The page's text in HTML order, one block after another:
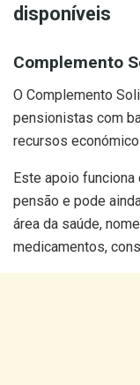
disponíveis
Complemento
O Complemento
pensionistas com
recursos
Este apoio
pensão e pode
área da saúde,
medicamentos,